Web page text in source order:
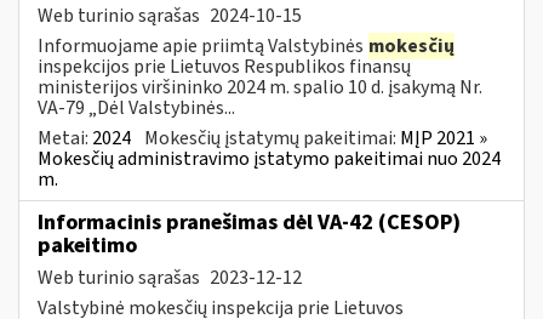
Web turinio sąrašas 2024-10-15
Informuojame apie priimtą Valstybinės mokesčių
inspekcijos prie Lietuvos Respublikos finansų
ministerijos viršininko 2024 m. spalio 10 d. įsakymą Nr.
VA-79 „Dėl Valstybinės...
Metai: 2024 Mokesčių įstatymų pakeitimai: MĮP 2021 »
Mokesčių administravimo įstatymo pakeitimai nuo 2024
m.
Informacinis pranešimas dėl VA-42 (CESOP)
pakeitimo
Web turinio sąrašas 2023-12-12
Valstybinė mokesčių inspekcija prie Lietuvos